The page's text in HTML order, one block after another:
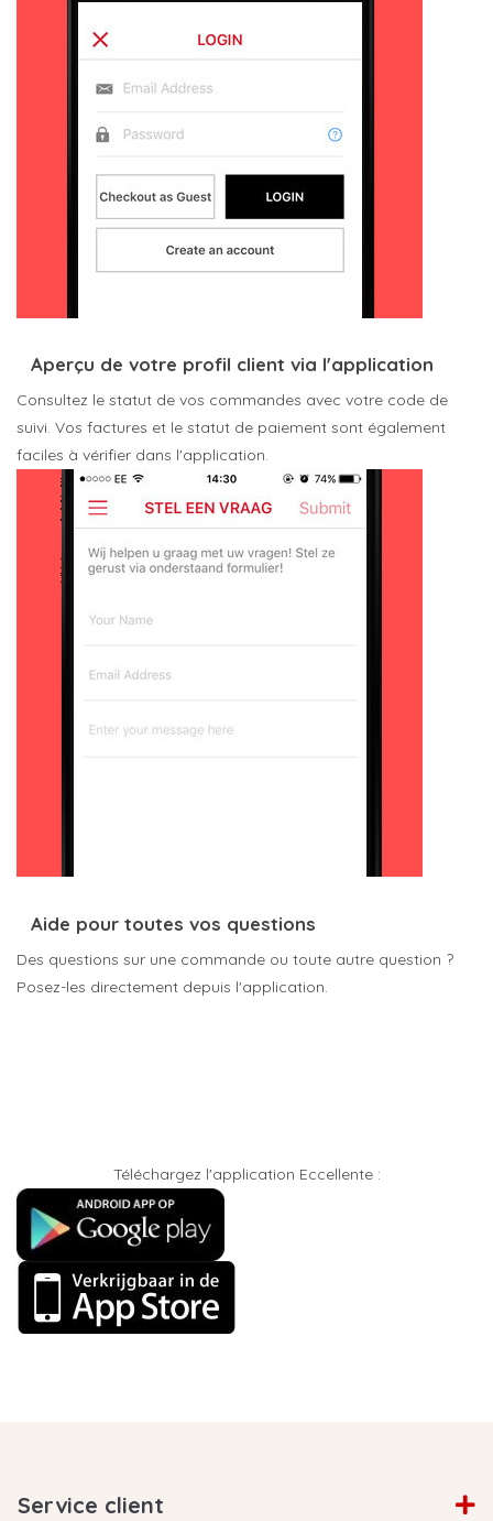
Aperçu de votre profil client via l'application
Consultez le statut de vos commandes avec votre code de
suivi. Vos factures et le statut de paiement sont également
faciles à vérifier dans l'application.
Aide pour toutes vos questions
Des questions sur une commande ou toute autre question ?
Posez-les directement depuis l'application.
Téléchargez l'application Eccellente :
Service client